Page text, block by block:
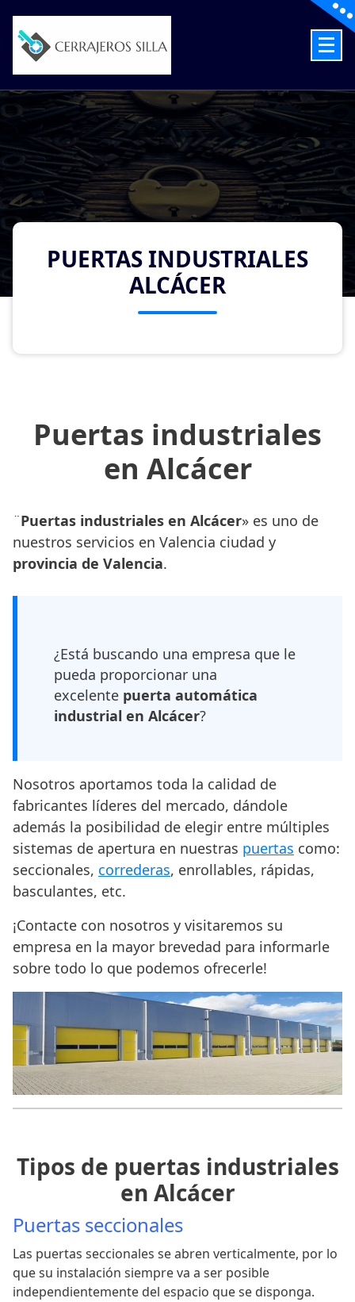
content
PUERTAS INDUSTRIALES
ALCÁCER
Puertas industriales
en Alcácer
¨Puertas industriales en Alcácer» es uno de
nuestros servicios en Valencia ciudad y
provincia de Valencia.
¿Está buscando una empresa que le
pueda proporcionar una
excelente puerta automática
industrial en Alcácer?
Nosotros aportamos toda la calidad de
fabricantes líderes del mercado, dándole
además la posibilidad de elegir entre múltiples
sistemas de apertura en nuestras puertas como:
seccionales, correderas, enrollables, rápidas,
basculantes, etc.
¡Contacte con nosotros y visitaremos su
empresa en la mayor brevedad para informarle
sobre todo lo que podemos ofrecerle!
Tipos de puertas industriales
en Alcácer
Puertas seccionales
Las puertas seccionales se abren verticalmente, por lo
que su instalación siempre va a ser posible
independientemente del espacio que se disponga.